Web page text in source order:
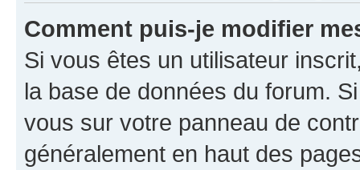
Comment puis-je modifier
Si vous êtes un utilisateur
la base de données du forum.
vous sur votre panneau de
généralement en haut des